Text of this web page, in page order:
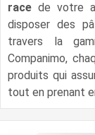
race de votre
disposer des
travers la
Companimo,
produits qui
tout en prenant